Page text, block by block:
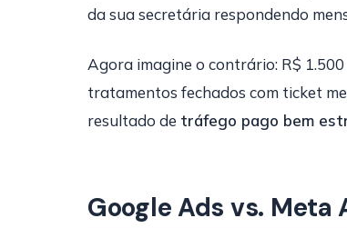
da sua secretária respondendo
Agora imagine o contrário: R$
tratamentos fechados com ticket
resultado de tráfego pago bem
Google Ads vs.